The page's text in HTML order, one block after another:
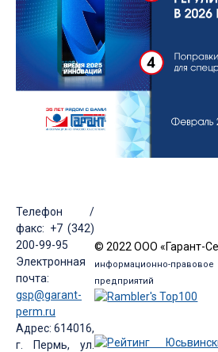
Телефон /
факс: +7 (342)
200-99-95
Электронная
почта:
gsp@garant-
perm.ru
Адрес: 614016,
г. Пермь, ул.
© 2022 ООО «Гарант-
информационно-
предприятий